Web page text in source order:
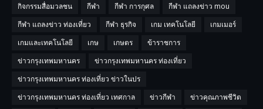
กิจกรรมสื่อมวลชน
กีฬา กีฬา การกุศล
กีฬา แถลงข่าว mou
กีฬา แถลงข่าว ท่องเที่ยว
กีฬา ธุรกิจ เกม เทคโนโลยี
เกมเมอร์
เกมและเทคโนโลยี
เกษ เกษตร
ข้าราชการ
ข่าวกรุงเทพมหานคร
ข่าวกรุงเทพมหานคร ท่องเที่ยว
ข่าวกรุงเทพมหานคร ท่องเที่ยว ข่าวในปร
ข่าวกรุงเทพมหานคร ท่องเที่ยว เทศกาล
ข่าวกีฬา
ข่าวคุณภาพชีวิต